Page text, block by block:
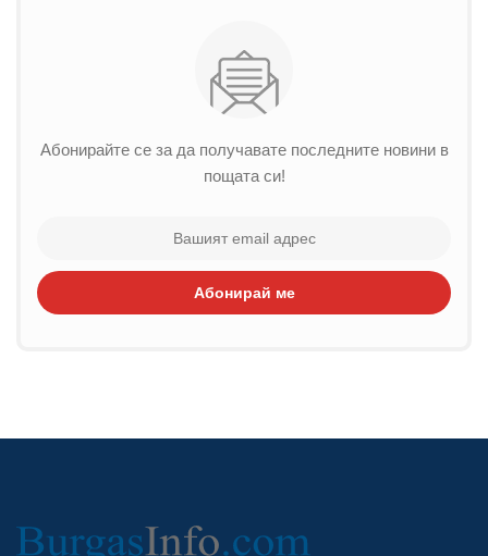
Абонирайте се за да получавате последните новини в
пощата си!
Абонирай ме